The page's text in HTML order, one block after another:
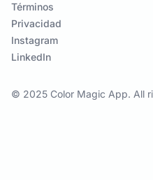
Términos
Privacidad
Instagram
LinkedIn
© 2025 Color Magic App. All